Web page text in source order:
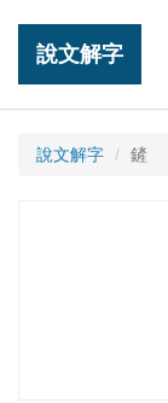
說文解字
說文解字 鏟